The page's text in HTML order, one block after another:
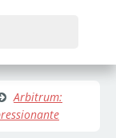
Arbitrum: